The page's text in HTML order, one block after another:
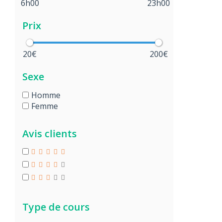
6h00 23h00
Prix
20€ 200€
Sexe
Homme
Femme
Avis clients
Type de cours